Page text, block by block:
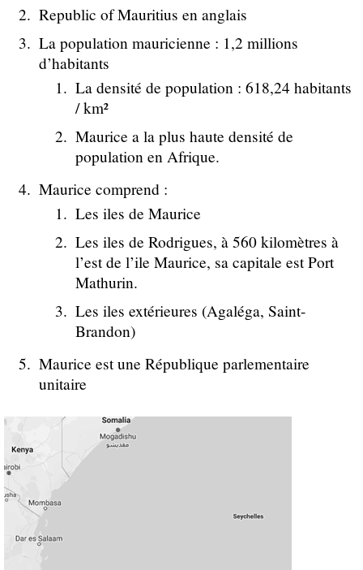
Republic of Mauritius en anglais
La population mauricienne : 1,2 millions
d’habitants
La densité de population : 618,24 habitants
/ km²
Maurice a la plus haute densité de
population en Afrique.
Maurice comprend :
Les iles de Maurice
Les iles de Rodrigues, à 560 kilomètres à
l’est de l’ile Maurice, sa capitale est Port
Mathurin.
Les iles extérieures (Agaléga, Saint-
Brandon)
Maurice est une République parlementaire
unitaire